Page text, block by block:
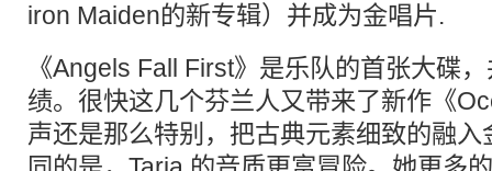
iron Maiden的新专辑）并成为金唱片.
《Angels Fall First》是乐队的首张大碟
绩。很快这几个芬兰人又带来了新作《
声还是那么特别，把古典元素细致的融